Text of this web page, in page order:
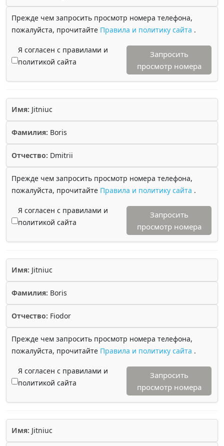
Прежде чем запросить просмотр номера телефона,
пожалуйста, прочитайте Правила и политику сайта .
Я согласен с правилами и
политикой сайта
Запросить
просмотр номера
Имя: Jitniuc
Фамилия: Boris
Отчество: Dmitrii
Прежде чем запросить просмотр номера телефона,
пожалуйста, прочитайте Правила и политику сайта .
Я согласен с правилами и
политикой сайта
Запросить
просмотр номера
Имя: Jitniuc
Фамилия: Boris
Отчество: Fiodor
Прежде чем запросить просмотр номера телефона,
пожалуйста, прочитайте Правила и политику сайта .
Я согласен с правилами и
политикой сайта
Запросить
просмотр номера
Имя: Jitniuc